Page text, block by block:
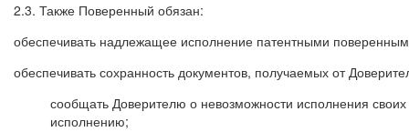
2.3. Также Поверенный обязан:
обеспечивать надлежащее исполнение патентными
обеспечивать сохранность документов, получаемых от
сообщать Доверителю о невозможности исполнения
исполнению;